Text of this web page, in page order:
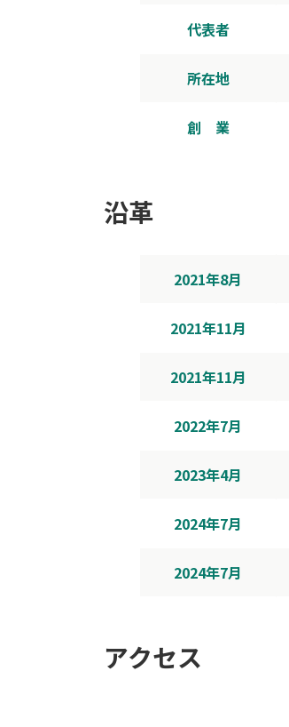
代表者
所在地
創 業
沿革
2021年8月
2021年11月
2021年11月
2022年7月
2023年4月
2024年7月
2024年7月
アクセス